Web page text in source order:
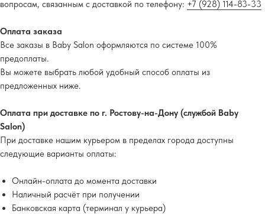
вопросам, связанным с доставкой по телефону: +7 (928) 114-83-33
Оплата заказа
Все заказы в Baby Salon оформляются по системе 100%
предоплаты.
Вы можете выбрать любой удобный способ оплаты из
предложенных ниже.
Оплата при доставке по г. Ростову-на-Дону (службой Baby
Salon)
При доставке нашим курьером в пределах города доступны
следующие варианты оплаты:
Онлайн-оплата до момента доставки
Наличный расчёт при получении
Банковская карта (терминал у курьера)